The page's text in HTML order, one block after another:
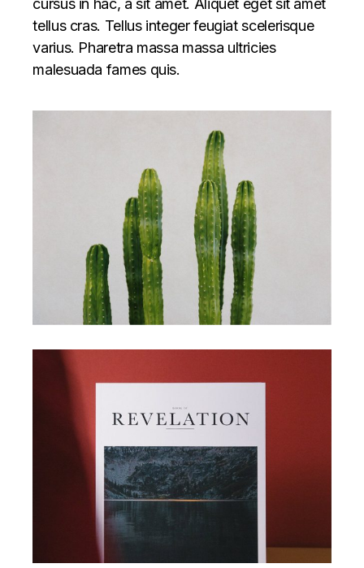
cursus in hac, a sit amet. Aliquet eget sit amet
tellus cras. Tellus integer feugiat scelerisque
varius. Pharetra massa massa ultricies
malesuada fames quis.